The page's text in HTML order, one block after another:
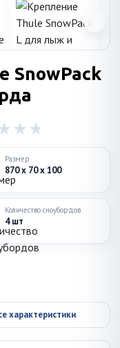
SnowPack
Размер
870 x 70 x 100
Количество сноубордов
4 шт
характеристики